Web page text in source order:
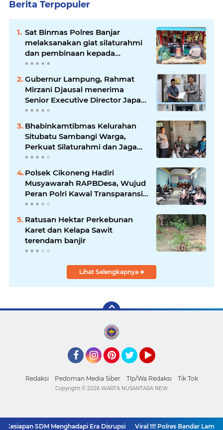
Berita Terpopuler
Sat Binmas Polres Banjar
melaksanakan giat silaturahmi
dan pembinaan kepada
pelaksana Sat Kamling
Gubernur Lampung, Rahmat
Mirzani Djausal menerima
Senior Executive Director Japan
Association for Construction
(JAC) Yugo Okamoto dalam
pertemuan resmi
Bhabinkamtibmas Kelurahan
Situbatu Sambangi Warga,
Perkuat Silaturahmi dan Jaga
Kondusivitas Wilayah
Polsek Cikoneng Hadiri
Musyawarah RAPBDesa, Wujud
Peran Polri Kawal Transparansi
dan Kamtibmas Desa
Sindangkasih
Ratusan Hektar Perkebunan
Karet dan Kelapa Sawit
terendam banjir
Lihat Selengkapnya
Redaksi Pedoman Media Siber Tlp/Wa Redaksi Tik Tok
SDM Menghadapi Era Disrupsi Viral !!!! Polres Bandar
Copyright © 2026 WARTA NUSANTARA NEW